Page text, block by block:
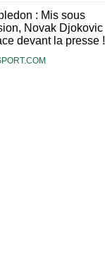
: Mis sous
Novak Djokovic
devant la presse !